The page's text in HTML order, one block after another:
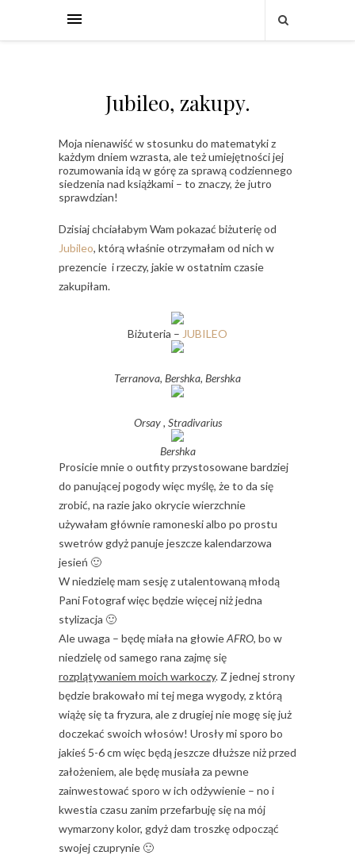
Jubileo, zakupy.
Moja nienawiść w stosunku do matematyki z
każdym dniem wzrasta, ale też umiejętności jej
rozumowania idą w górę za sprawą codziennego
siedzenia nad książkami – to znaczy, że jutro
sprawdzian!
Dzisiaj chciałabym Wam pokazać biżuterię od
Jubileo, którą właśnie otrzymałam od nich w
prezencie i rzeczy, jakie w ostatnim czasie
zakupiłam.
Biżuteria – JUBILEO
Terranova, Bershka, Bershka
Orsay , Stradivarius
Bershka
Prosicie mnie o outfity przystosowane bardziej
do panującej pogody więc myślę, że to da się
zrobić, na razie jako okrycie wierzchnie
używałam głównie ramoneski albo po prostu
swetrów gdyż panuje jeszcze kalendarzowa
jesień 🙂
W niedzielę mam sesję z utalentowaną młodą
Pani Fotograf więc będzie więcej niż jedna
stylizacja 🙂
Ale uwaga – będę miała na głowieAFRO, bo w
niedzielę od samego rana zajmę się
rozplątywaniem moich warkoczy. Z jednej strony
będzie brakowało mi tej mega wygody, z którą
wiążę się ta fryzura, ale z drugiej nie mogę się już
doczekać swoich włosów! Urosły mi sporo bo
jakieś 5-6 cm więc będą jeszcze dłuższe niż przed
założeniem, ale będę musiała za pewne
zainwestować sporo w ich odżywienie – no i
kwestia czasu zanim przefarbuję się na mój
wymarzony kolor, gdyż dam troszkę odpocząć
swojej czuprynie 🙂